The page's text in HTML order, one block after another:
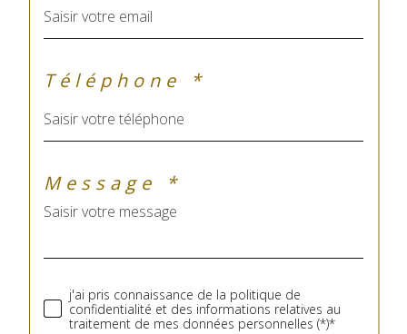
Téléphone *
Message *
j'ai pris connaissance de la politique de
confidentialité et des informations relatives au
traitement de mes données personnelles (*)*